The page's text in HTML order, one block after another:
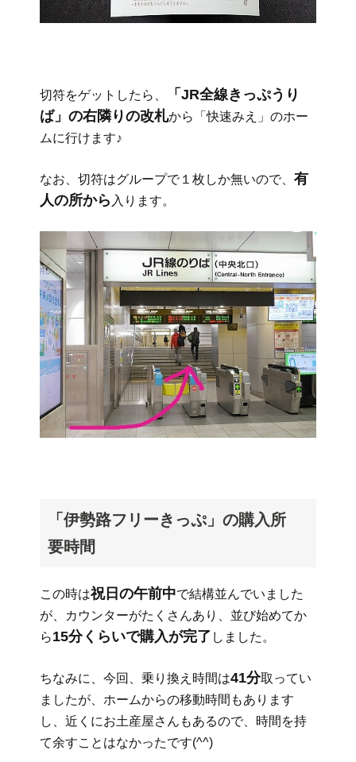
切符をゲットしたら、
「JR全線きっぷうり
ば」の右隣りの改札から「快速みえ」のホー
ムに行けます♪
なお、切符はグループで１枚しか無いので、 有
人の所から 入ります。
「伊勢路フリーきっぷ」の購入所
要時間
この時は祝日の午前中で結構並んでいました
が、カウンターがたくさんあり、並び始めてか
ら15分くらいで購入が完了 しました。
ちなみに、今回、乗り換え時間は41分取ってい
ましたが、ホームからの移動時間もあります
し、近くにお土産屋さんもあるので、時間を持
て余すことはなかったです(^^)